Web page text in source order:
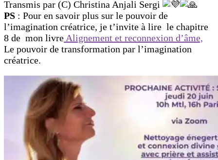
Transmis par (C) Christina Anjali Sergi
PS : Pour en savoir plus sur le pouvoir de
l’imagination créatrice, je t’invite à lire le chapitre
8 de mon livreAlignement et reconnexion d’âme,
Le pouvoir de transformation par l’imagination
créatrice.